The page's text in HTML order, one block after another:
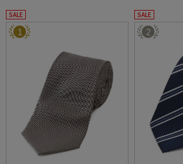
SALE
1
SALE
2